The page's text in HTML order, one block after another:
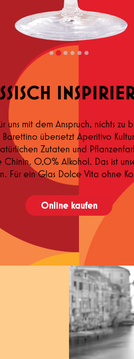
uns mit dem Anspruch, nichts zu
übersetzt Aperitivo
Zutaten und
0,0% Alkohol. Das ist
Für ein Glas Dolce Vita ohne
Online kaufen